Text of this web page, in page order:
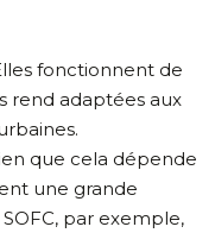
fonctionnent de
rend adaptées aux
que cela dépende
une grande
par exemple,